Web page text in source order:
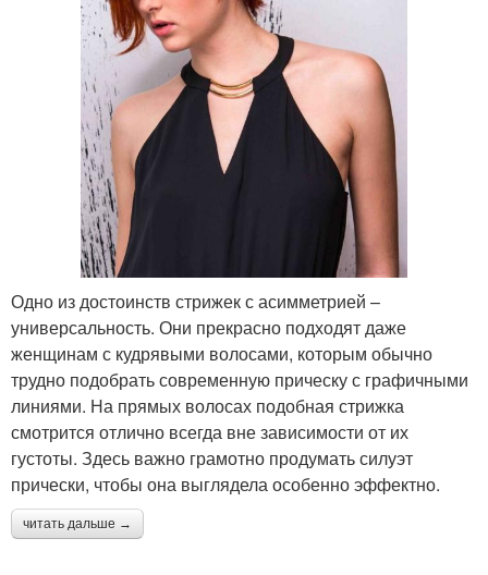
Одно из достоинств стрижек с асимметрией –
универсальность. Они прекрасно подходят даже
женщинам с кудрявыми волосами, которым обычно
трудно подобрать современную прическу с графичными
линиями. На прямых волосах подобная стрижка
смотрится отлично всегда вне зависимости от их
густоты. Здесь важно грамотно продумать силуэт
прически, чтобы она выглядела особенно эффектно.
читать дальше →